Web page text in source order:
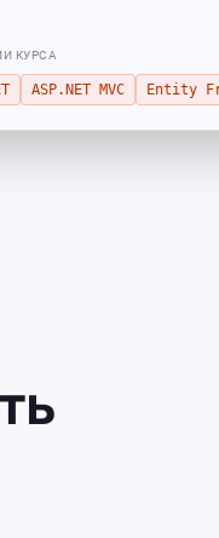
КУРСА
ASP.NET MVC Entity